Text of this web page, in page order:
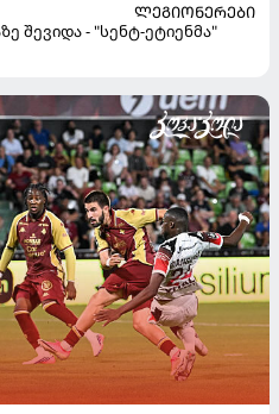
ᲚᲔᲒᲘᲝᲜᲔᲠᲔᲑᲘ
შევიდა - "სენტ-ეტიენმა"